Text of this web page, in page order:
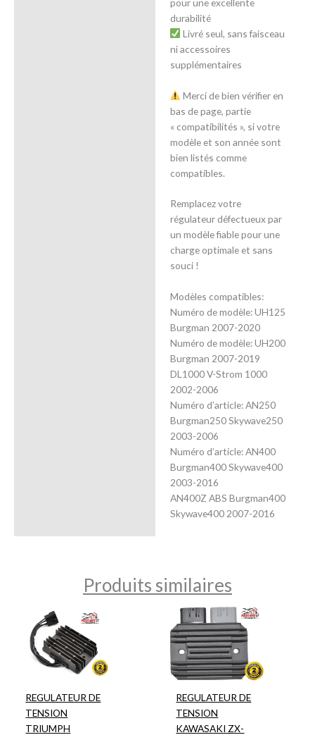
durabilité
Livré seul, sans faisceau
ni accessoires
supplémentaires
Merci de bien vérifier en
bas de page, partie
« compatibilités », si votre
modèle et son année sont
bien listés comme
compatibles.
Remplacez votre
régulateur défectueux par
un modèle fiable pour une
charge optimale et sans
souci !
Modèles compatibles:
Numéro de modèle: UH125
Burgman 2007-2020
Numéro de modèle: UH200
Burgman 2007-2019
DL1000 V-Strom 1000
2002-2006
Numéro d’article: AN250
Burgman250 Skywave250
2003-2006
Numéro d’article: AN400
Burgman400 Skywave400
2003-2016
AN400Z ABS Burgman400
Skywave400 2007-2016
Produits similaires
REGULATEUR DE
TENSION
TRIUMPH
REGULATEUR DE
TENSION
KAWASAKI ZX-